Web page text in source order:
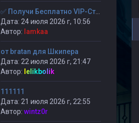
Дата: 24 июля 2026 г, 10:56
Автор: lamkaa
от bratan для Шкипера
Дата: 22 июля 2026 г, 21:47
Автор: lelikbolik
111111
Дата: 21 июля 2026 г, 22:55
Автор: wintz0r